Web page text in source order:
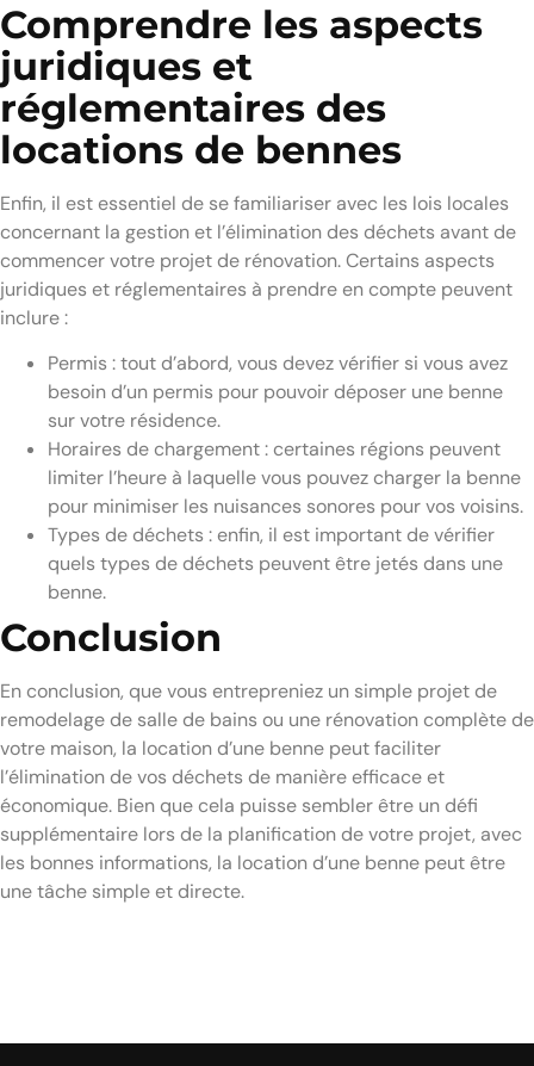
Comprendre les aspects
juridiques et
réglementaires des
locations de bennes
Enfin, il est essentiel de se familiariser avec les lois locales
concernant la gestion et l’élimination des déchets avant de
commencer votre projet de rénovation. Certains aspects
juridiques et réglementaires à prendre en compte peuvent
inclure :
Permis : tout d’abord, vous devez vérifier si vous avez
besoin d’un permis pour pouvoir déposer une benne
sur votre résidence.
Horaires de chargement : certaines régions peuvent
limiter l’heure à laquelle vous pouvez charger la benne
pour minimiser les nuisances sonores pour vos voisins.
Types de déchets : enfin, il est important de vérifier
quels types de déchets peuvent être jetés dans une
benne.
Conclusion
En conclusion, que vous entrepreniez un simple projet de
remodelage de salle de bains ou une rénovation complète de
votre maison, la location d’une benne peut faciliter
l’élimination de vos déchets de manière efficace et
économique. Bien que cela puisse sembler être un défi
supplémentaire lors de la planification de votre projet, avec
les bonnes informations, la location d’une benne peut être
une tâche simple et directe.